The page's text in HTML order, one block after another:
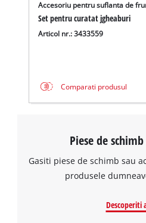
Accesoriu pentru suflanta de
Set pentru curatat jgheaburi
Articol nr.: 3433559
Comparati produsul
Piese de
Gasiti piese de schimb sau
produsele
Descoperiti